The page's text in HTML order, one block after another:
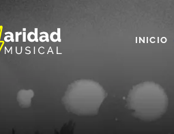
INICIO